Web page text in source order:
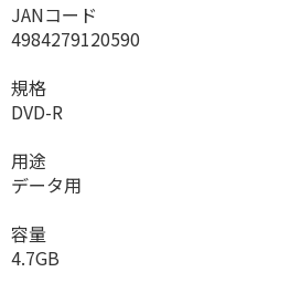
JANコード
4984279120590
規格
DVD-R
用途
データ用
容量
4.7GB